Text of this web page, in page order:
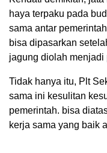
haya terpaku pada
sama antar
bisa dipasarkan
jagung diolah menjadi
Tidak hanya itu, Plt
sama ini kesulitan
pemerintah. bisa
kerja sama yang baik